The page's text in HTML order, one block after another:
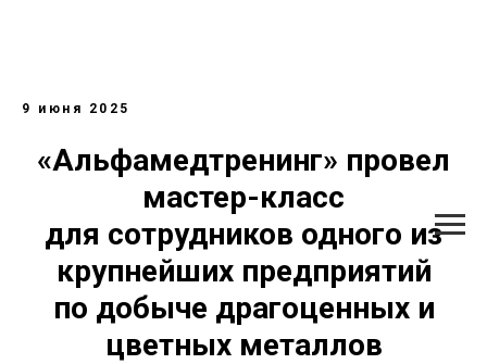
9 июня 2025
«Альфамедтренинг» провел
мастер-класс
для сотрудников одного из
крупнейших предприятий
по добыче драгоценных и
цветных металлов